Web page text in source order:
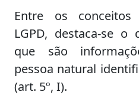
Entre os conceitos
LGPD, destaca-se o
que são
pessoa natural
(art. 5º, I).